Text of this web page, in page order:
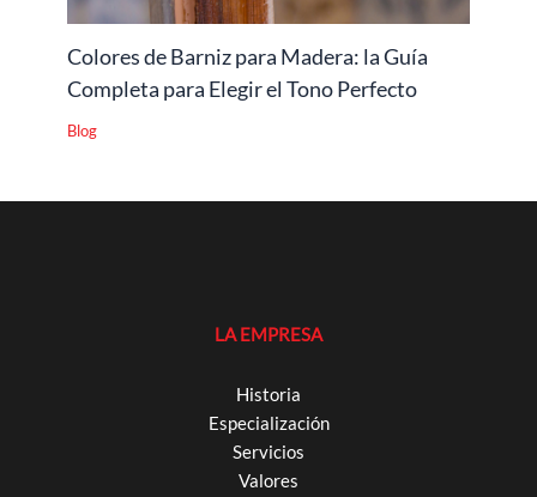
Colores de Barniz para Madera: la Guía
Completa para Elegir el Tono Perfecto
Blog
LA EMPRESA
Historia
Especialización
Servicios
Valores